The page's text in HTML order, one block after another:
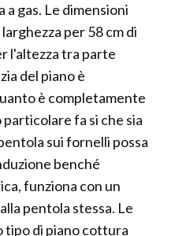
gas. Le dimensioni
per 58 cm di
l'altezza tra parte
del piano è
è completamente
fa si che sia
sui fornelli possa
benché
funziona con un
pentola stessa. Le
tipo di piano cottura